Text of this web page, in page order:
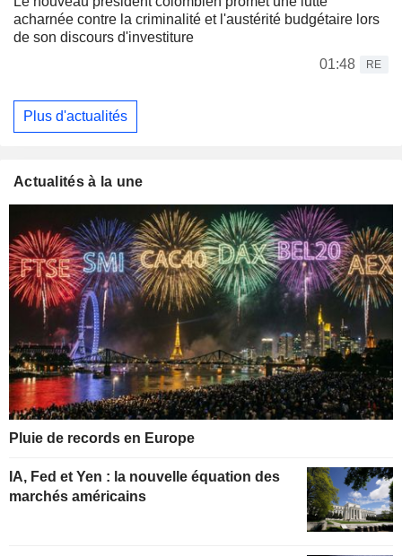
acharnée contre la criminalité et l'austérité budgétaire lors
de son discours d'investiture
01:48
RE
Plus d'actualités
Actualités à la une
Pluie de records en Europe
IA, Fed et Yen : la nouvelle équation des
marchés américains